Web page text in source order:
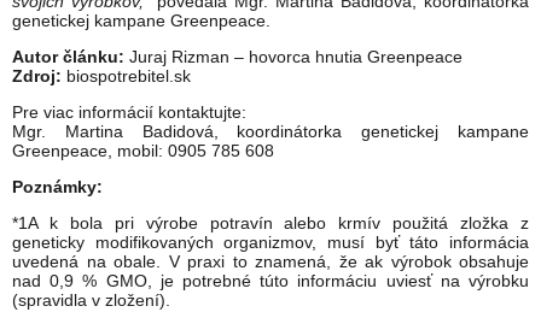
genetickej kampane Greenpeace.
Autor článku: Juraj Rizman – hovorca hnutia Greenpeace
Zdroj: biospotrebitel.sk
Pre viac informácií kontaktujte:
Mgr. Martina Badidová, koordinátorka genetickej kampane
Greenpeace, mobil: 0905 785 608
Poznámky:
*1A k bola pri výrobe potravín alebo krmív použitá zložka z
geneticky modifikovaných organizmov, musí byť táto informácia
uvedená na obale. V praxi to znamená, že ak výrobok obsahuje
nad 0,9 % GMO, je potrebné túto informáciu uviesť na výrobku
(spravidla v zložení).